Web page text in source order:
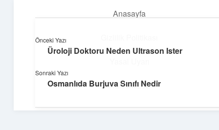
Anasayfa
Hakkımızda
Güneşli Fikir Esintisi
Enerji dolu önerilerle gününü aydınlat!
Önceki Yazı
Üroloji Doktoru Neden Ultrason Ister
Sonraki Yazı
Osmanlıda Burjuva Sınıfı Nedir